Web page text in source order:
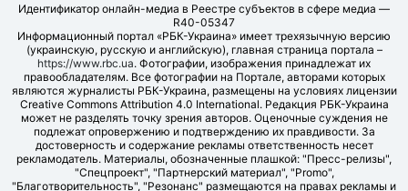
Идентификатор онлайн-медиа в Реестре субъектов в сфере медиа —
R40-05347
Информационный портал «РБК-Украина» имеет трехязычную версию
(украинскую, русскую и английскую), главная страница портала –
https://www.rbc.ua. Фотографии, изображения принадлежат их
правообладателям. Все фотографии на Портале, авторами которых
являются журналисты РБК-Украина, размещены на условиях лицензии
Creative Commons Attribution 4.0 International. Редакция РБК-Украина
может не разделять точку зрения авторов. Оценочные суждения не
подлежат опровержению и подтверждению их правдивости. За
достоверность и содержание рекламы ответственность несет
рекламодатель. Материалы, обозначенные плашкой: "Пресс-релизы",
"Спецпроект", "Партнерский материал", "Promo",
"Благотворительность", "Резонанс" размещаются на правах рекламы и